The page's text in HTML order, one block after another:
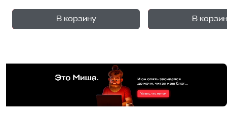
В корзину
1уп. В 1